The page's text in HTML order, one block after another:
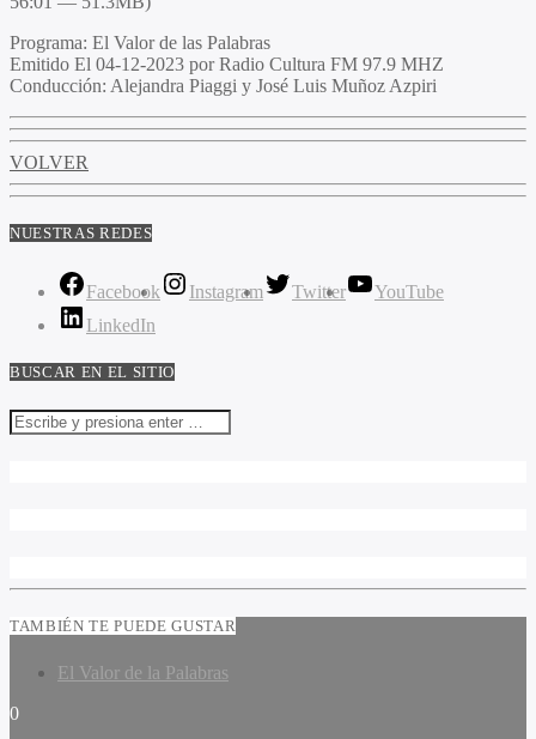
Programa: El Valor de las Palabras
Emitido El 04-12-2023 por Radio Cultura FM 97.9 MHZ
Conducción: Alejandra Piaggi y José Luis Muñoz Azpiri
VOLVER
NUESTRAS REDES
Facebook Instagram Twitter
YouTube
LinkedIn
BUSCAR EN EL SITIO
TAMBIÉN TE PUEDE GUSTAR
El Valor de la Palabras
0